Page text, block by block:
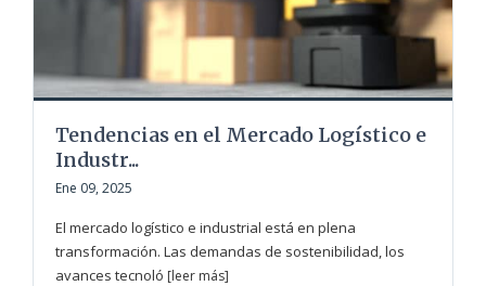
Tendencias en el Mercado Logístico e
Industr...
Ene 09, 2025
El mercado logístico e industrial está en plena
transformación. Las demandas de sostenibilidad, los
avances tecnoló [leer más]